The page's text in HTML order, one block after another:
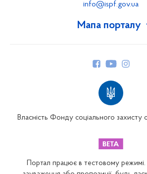
Мапа порталу
Закарпатське відділення
info@ispf.gov.ua
Власність Фонду соціального захисту
Портал працює в тестовому